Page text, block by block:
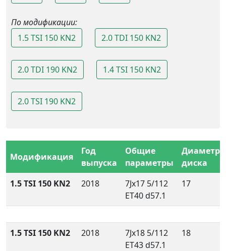
По модификации:
1.5 TSI 150 KN2
2.0 TDI 150 KN2
2.0 TDI 190 KN2 1.4 TSI 150 KN2
2.0 TSI 190 KN2
Модификация
Год
выпуска
Общие
параметры
Диаметр
диска
1.5 TSI 150 KN2
2018
7Jx17 5/112
ET40 d57.1
17
1.5 TSI 150 KN2 2018
7Jx18 5/112
ET43 d57.1
18